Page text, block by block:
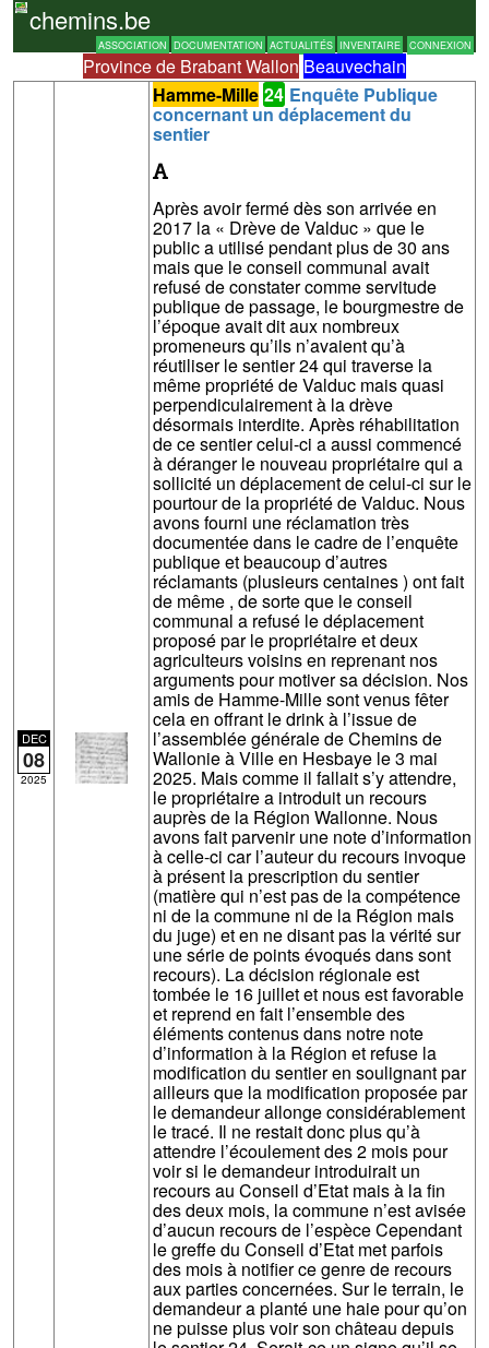
chemins.be
ASSOCIATION DOCUMENTATION ACTUALITÉS INVENTAIRE CONNEXION
Province de Brabant Wallon Beauvechain
DEC
08
2025
Hamme-Mille 24 Enquête Publique
concernant un déplacement du
sentier
Après avoir fermé dès son arrivée en
2017 la « Drève de Valduc » que le
public a utilisé pendant plus de 30 ans
mais que le conseil communal avait
refusé de constater comme servitude
publique de passage, le bourgmestre de
l’époque avait dit aux nombreux
promeneurs qu’ils n’avaient qu’à
réutiliser le sentier 24 qui traverse la
même propriété de Valduc mais quasi
perpendiculairement à la drève
désormais interdite. Après réhabilitation
de ce sentier celui-ci a aussi commencé
à déranger le nouveau propriétaire qui a
sollicité un déplacement de celui-ci sur le
pourtour de la propriété de Valduc. Nous
avons fourni une réclamation très
documentée dans le cadre de l’enquête
publique et beaucoup d’autres
réclamants (plusieurs centaines ) ont fait
de même , de sorte que le conseil
communal a refusé le déplacement
proposé par le propriétaire et deux
agriculteurs voisins en reprenant nos
arguments pour motiver sa décision. Nos
amis de Hamme-Mille sont venus fêter
cela en offrant le drink à l’issue de
l’assemblée générale de Chemins de
Wallonie à Ville en Hesbaye le 3 mai
2025. Mais comme il fallait s’y attendre,
le propriétaire a introduit un recours
auprès de la Région Wallonne. Nous
avons fait parvenir une note d’information
à celle-ci car l’auteur du recours invoque
à présent la prescription du sentier
(matière qui n’est pas de la compétence
ni de la commune ni de la Région mais
du juge) et en ne disant pas la vérité sur
une série de points évoqués dans sont
recours). La décision régionale est
tombée le 16 juillet et nous est favorable
et reprend en fait l’ensemble des
éléments contenus dans notre note
d’information à la Région et refuse la
modification du sentier en soulignant par
ailleurs que la modification proposée par
le demandeur allonge considérablement
le tracé. Il ne restait donc plus qu’à
attendre l’écoulement des 2 mois pour
voir si le demandeur introduirait un
recours au Conseil d’Etat mais à la fin
des deux mois, la commune n’est avisée
d’aucun recours de l’espèce Cependant
le greffe du Conseil d’Etat met parfois
des mois à notifier ce genre de recours
aux parties concernées. Sur le terrain, le
demandeur a planté une haie pour qu’on
ne puisse plus voir son château depuis